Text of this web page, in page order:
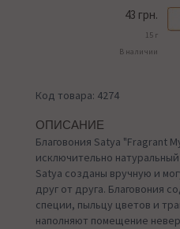
43 грн.
15 г
В наличии
Код товара: 4274
ОПИСАНИЕ
Благовония Satya "Fragrant
исключительно
Satya созданы вручную и
друг от друга. Благовония
специи, пыльцу цветов и
наполняют помещение